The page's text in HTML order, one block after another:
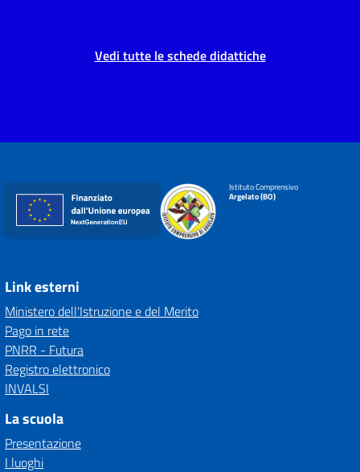
Vedi tutte le schede didattiche
Istituto Comprensivo
Argelato (BO)
Link esterni
Ministero dell'Istruzione e del Merito
Pago in rete
PNRR - Futura
Registro elettronico
INVALSI
La scuola
Presentazione
I luoghi